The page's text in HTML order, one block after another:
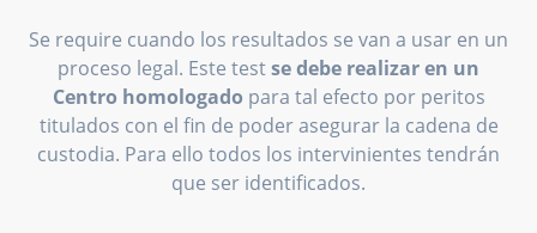
Se require cuando los resultados se van a usar en un
proceso legal. Este testse debe realizar en un
Centro homologado para tal efecto por peritos
titulados con el fin de poder asegurar la cadena de
custodia. Para ello todos los intervinientes tendrán
que ser identificados.